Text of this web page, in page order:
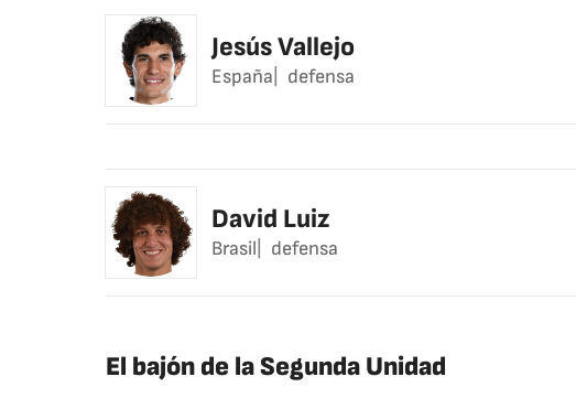
Jesús Vallejo
España defensa
David Luiz
Brasil defensa
El bajón de la Segunda Unidad